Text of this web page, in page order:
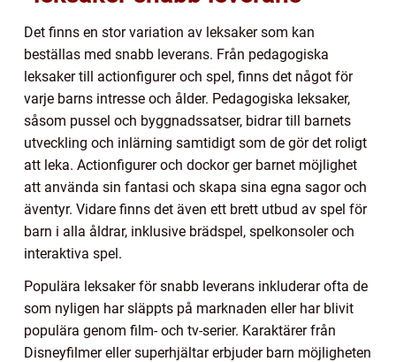
Det finns en stor variation av leksaker som kan
beställas med snabb leverans. Från pedagogiska
leksaker till actionfigurer och spel, finns det något för
varje barns intresse och ålder. Pedagogiska leksaker,
såsom pussel och byggnadssatser, bidrar till barnets
utveckling och inlärning samtidigt som de gör det roligt
att leka. Actionfigurer och dockor ger barnet möjlighet
att använda sin fantasi och skapa sina egna sagor och
äventyr. Vidare finns det även ett brett utbud av spel för
barn i alla åldrar, inklusive brädspel, spelkonsoler och
interaktiva spel.
Populära leksaker för snabb leverans inkluderar ofta de
som nyligen har släppts på marknaden eller har blivit
populära genom film- och tv-serier. Karaktärer från
Disneyfilmer eller superhjältar erbjuder barn möjligheten